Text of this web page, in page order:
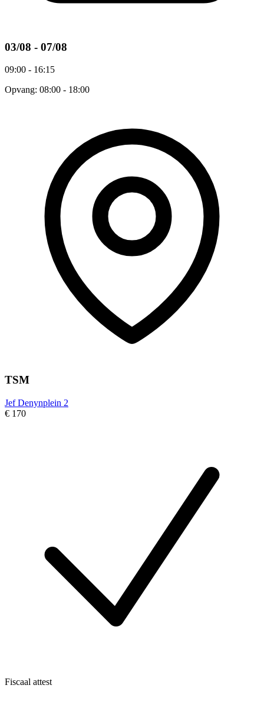
03/08 - 07/08
09:00 - 16:15
Opvang: 08:00 - 18:00
TSM
Jef Denynplein 2
€ 170
Fiscaal attest